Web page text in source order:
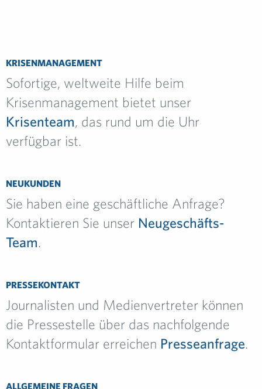
KRISENMANAGEMENT
Sofortige, weltweite Hilfe beim
Krisenmanagement bietet unser
Krisenteam, das rund um die Uhr
verfügbar ist.
NEUKUNDEN
Sie haben eine geschäftliche Anfrage?
Kontaktieren Sie unser Neugeschäfts-
Team.
PRESSEKONTAKT
Journalisten und Medienvertreter können
die Pressestelle über das nachfolgende
Kontaktformular erreichen Presseanfrage.
ALLGEMEINE FRAGEN